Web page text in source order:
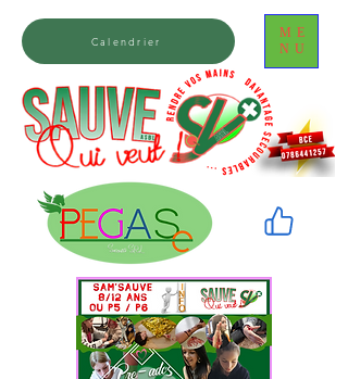
ME
NU
Calendrier